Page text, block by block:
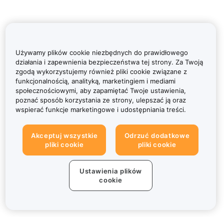
Używamy plików cookie niezbędnych do prawidłowego
działania i zapewnienia bezpieczeństwa tej strony. Za Twoją
zgodą wykorzystujemy również pliki cookie związane z
funkcjonalnością, analityką, marketingiem i mediami
społecznościowymi, aby zapamiętać Twoje ustawienia,
poznać sposób korzystania ze strony, ulepszać ją oraz
wspierać funkcje marketingowe i udostępniania treści.
Akceptuj wszystkie
pliki cookie
Odrzuć dodatkowe
pliki cookie
Ustawienia plików
cookie